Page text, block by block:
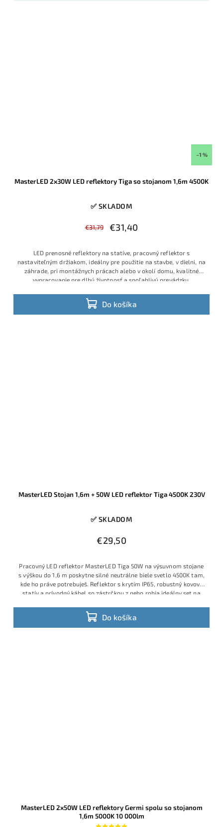
–1 %
MasterLED 2x30W LED reflektory Tiga so stojanom 1,6m 4500K
✅ SKLADOM
€31,79 €31,40
Do košíka
LED prenosné reflektory na statíve, pracovný reflektor s
nastaviteľným držiakom, ideálny pre použitie na stavbe, v dielni, na
záhrade, pri montážnych prácach alebo v okolí domu, kvalitné
vypracovanie pre dlhú životnosť a spoľahlivú prevádzku,
MasterLED Stojan 1,6m + 50W LED reflektor Tiga 4500K 230V
✅ SKLADOM
€29,50
Do košíka
Pracovný LED reflektor MasterLED Tiga 50W na výsuvnom stojane
s výškou do 1,6 m poskytne silné neutrálne biele svetlo 4500K tam,
kde ho práve potrebuješ. Reflektor s krytím IP65, robustný kovový
statív a prívodný kábel so zástrčkou z neho robia ideálny set na
MasterLED 2x50W LED reflektory Germi spolu so stojanom
1,6m 5000K 10 000lm